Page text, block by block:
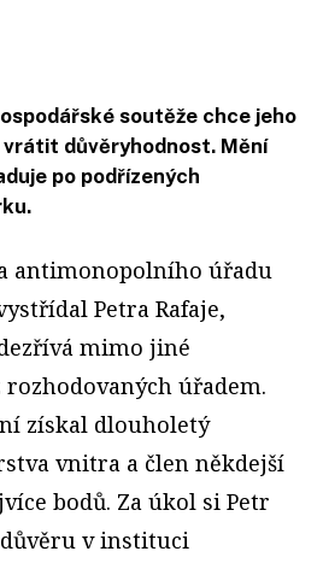
soutěže chce jeho
důvěryhodnost. Mění
po podřízených
antimonopolního úřadu
Petra Rafaje,
mimo jiné
úřadem.
získal dlouholetý
vnitra a člen někdejší
bodů. Za úkol si Petr
v instituci